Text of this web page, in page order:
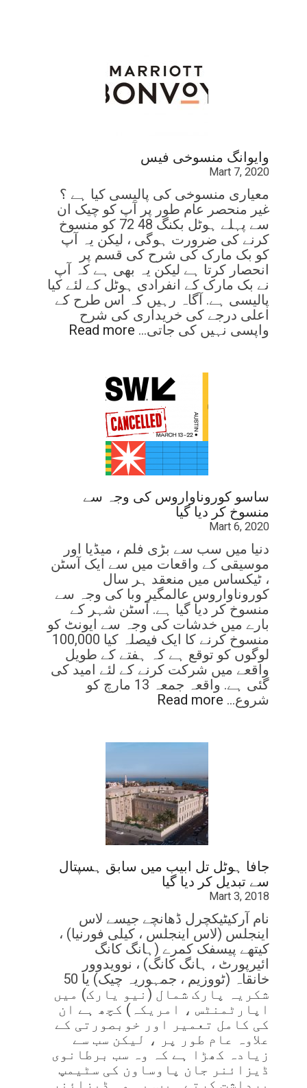
وایوانگ منسوخی فیس
Mart 7, 2020
معیاری منسوخی کی پالیسی کیا ہے ؟
غیر منحصر عام طور پر آپ کو چیک ان
سے پہلے ہوٹل بکنگ 48 72 کو منسوخ
کرنے کی ضرورت ہوگی ، لیکن یہ آپ
کو بک مارک کی شرح کی قسم پر
انحصار کرتا ہے لیکن یہ بھی ہے کہ آپ
نے بک مارک کے انفرادی ہوٹل کے لئے کیا
پالیسی ہے. آگاہ رہیں کہ اس طرح کے
اعلی درجے کی خریداری کی شرح
واپسی نہیں کی جاتی… Read more
ساسو کوروناواروس کی وجہ سے
منسوخ کر دیا گیا
Mart 6, 2020
دنیا میں سب سے بڑی فلم ، میڈیا اور
موسیقی کے واقعات میں سے ایک آسٹن
، ٹیکساس میں منعقد ہر سال
کوروناواروس عالمگیر وبا کی وجہ سے
منسوخ کر دیا گیا ہے. آسٹن شہر کے
بارے میں خدشات کی وجہ سے ایونٹ کو
منسوخ کرنے کا ایک فیصلہ کیا 100,000
لوگوں کو توقع ہے کہ ہفتے کے طویل
واقعے میں شرکت کرنے کے لئے امید کی
گئی ہے. واقعہ جمعہ 13 مارچ کو
شروع… Read more
جافا ہوٹل تل ابیب میں سابق ہسپتال
سے تبدیل کر دیا گیا
Mart 3, 2018
نام آرکیٹیکچرل ڈھانچے جیسے لاس
اینجلس (لاس اینجلس ، کیلی فورنیا) ،
کیتھے پیسفک کمرے (ہانگ کانگ
ائیرپورٹ ، ہانگ کانگ) ، نوویدوور
خانقاہ (ٹووزیم ، جمہوریہ چیک) یا 50
شکریہ پارک شمال (نیو یارک) میں
اپارٹمنٹس ، امریکہ) کچھ ہے ان
کی کامل تعمیر اور خوبصورتی کے
علاوہ عام طور پر ، لیکن سب سے
زیادہ کھڑا ہے کہ وہ سب برطانوی
ڈیزائنر جان پاوساون کی سٹیمپ
برداشت کرتے ہیں. یہ وہ ڈیزائنر